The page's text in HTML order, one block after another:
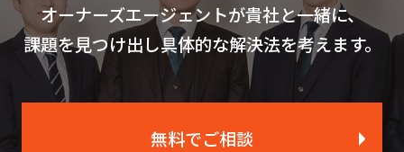
オーナーズエージェントが貴社と一緒に、
課題を見つけ出し具体的な解決法を考えます。
無料でご相談